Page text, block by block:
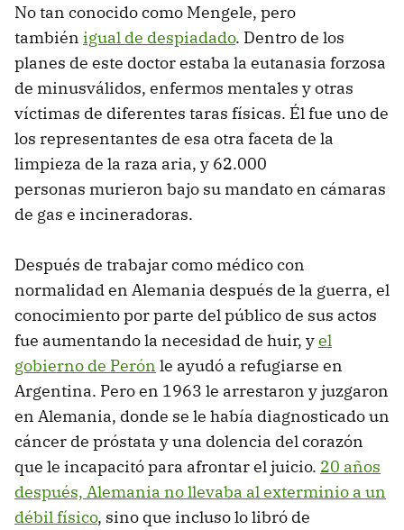
No tan conocido como Mengele, pero
también igual de despiadado. Dentro de los
planes de este doctor estaba la eutanasia forzosa
de minusválidos, enfermos mentales y otras
víctimas de diferentes taras físicas. Él fue uno de
los representantes de esa otra faceta de la
limpieza de la raza aria, y 62.000
personas murieron bajo su mandato en cámaras
de gas e incineradoras.
Después de trabajar como médico con
normalidad en Alemania después de la guerra, el
conocimiento por parte del público de sus actos
fue aumentando la necesidad de huir, yel
gobierno de Perón le ayudó a refugiarse en
Argentina. Pero en 1963 le arrestaron y juzgaron
en Alemania, donde se le había diagnosticado un
cáncer de próstata y una dolencia del corazón
que le incapacitó para afrontar el juicio. 20 años
después, Alemania no llevaba al exterminio a un
débil físico, sino que incluso lo libró de